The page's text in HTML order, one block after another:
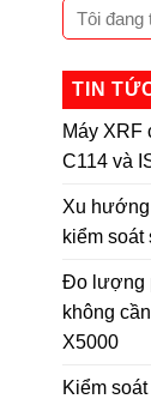
TIN
Máy XRF
C114 và
Xu
kiểm soát
Đo lượng
không
X5000
Kiểm